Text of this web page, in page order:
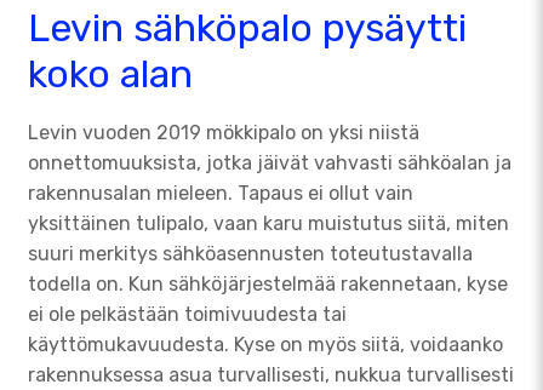
Levin sähköpalo pysäytti
koko alan
Levin vuoden 2019 mökkipalo on yksi niistä
onnettomuuksista, jotka jäivät vahvasti sähköalan ja
rakennusalan mieleen. Tapaus ei ollut vain
yksittäinen tulipalo, vaan karu muistutus siitä, miten
suuri merkitys sähköasennusten toteutustavalla
todella on. Kun sähköjärjestelmää rakennetaan, kyse
ei ole pelkästään toimivuudesta tai
käyttömukavuudesta. Kyse on myös siitä, voidaanko
rakennuksessa asua turvallisesti, nukkua turvallisesti